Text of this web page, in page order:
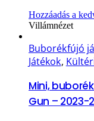
Hozzáadás a
Villámnézet
Buborékfújó
Játékok,
Mini,
Gun – 2023-